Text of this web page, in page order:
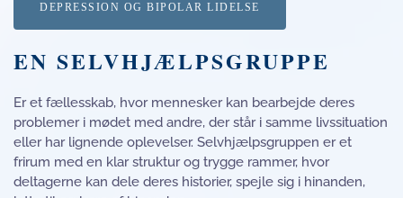
DEPRESSION OG BIPOLAR LIDELSE
EN SELVHJÆLPSGRUPPE
Er et fællesskab, hvor mennesker kan bearbejde deres
problemer i mødet med andre, der står i samme livssituation
eller har lignende oplevelser. Selvhjælpsgruppen er et
frirum med en klar struktur og trygge rammer, hvor
deltagerne kan dele deres historier, spejle sig i hinanden,